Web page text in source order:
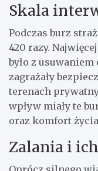
Skala
Podczas burz
420 razy.
było z
zagrażały
terenach
wpływ miały te
oraz komfort
Zalania i